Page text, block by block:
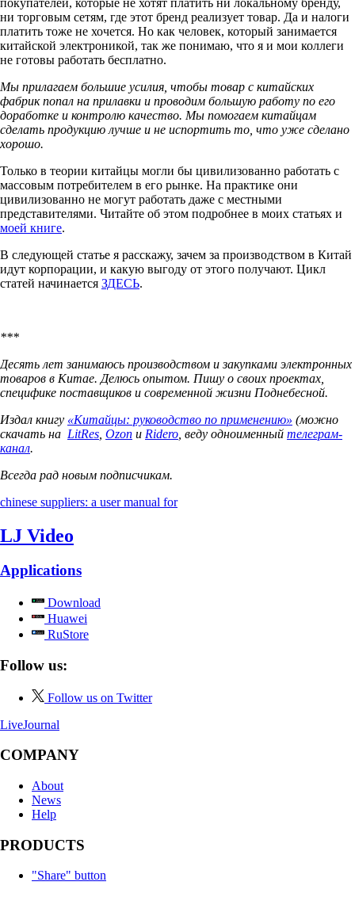
ни торговым сетям, где этот бренд реализует товар. Да и налоги
платить тоже не хочется. Но как человек, который занимается
китайской электроникой, так же понимаю, что я и мои коллеги
не готовы работать бесплатно.
Мы прилагаем большие усилия, чтобы товар с китайских
фабрик попал на прилавки и проводим большую работу по его
доработке и контролю качество. Мы помогаем китайцам
сделать продукцию лучше и не испортить то, что уже сделано
хорошо.
Только в теории китайцы могли бы цивилизованно работать с
массовым потребителем в его рынке. На практике они
цивилизованно не могут работать даже с местными
представителями. Читайте об этом подробнее в моих статьях и
моей книге.
В следующей статье я расскажу, зачем за производством в Китай
идут корпорации, и какую выгоду от этого получают. Цикл
статей начинается ЗДЕСЬ.
***
Десять лет занимаюсь производством и закупками электронных
товаров в Китае. Делюсь опытом. Пишу о своих проектах,
специфике поставщиков и современной жизни Поднебесной.
Издал книгу «Китайцы: руководство по применению» (можно
скачать на LitRes Ozon и Ridero , веду одноименный телеграм-
канал.
Всегда рад новым подписчикам.
chinese suppliers: a user manual for
LJ Video
Applications
Download
Huawei
RuStore
Follow us:
Follow us on Twitter
LiveJournal
COMPANY
About
News
Help
PRODUCTS
"Share" button